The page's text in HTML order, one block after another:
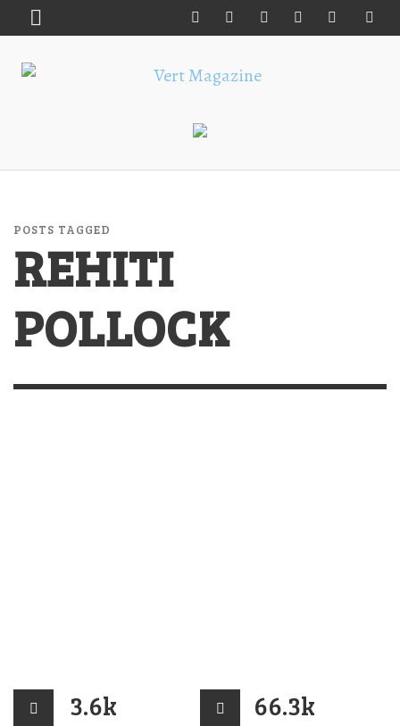
POSTS TAGGED
REHITI
POLLOCK
3.6k 66.3k